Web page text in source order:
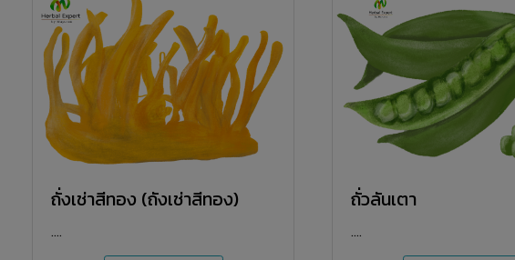
ถั่งเช่าสีทอง (ถังเช่าสีทอง)
....
ถั่วลันเตา
....